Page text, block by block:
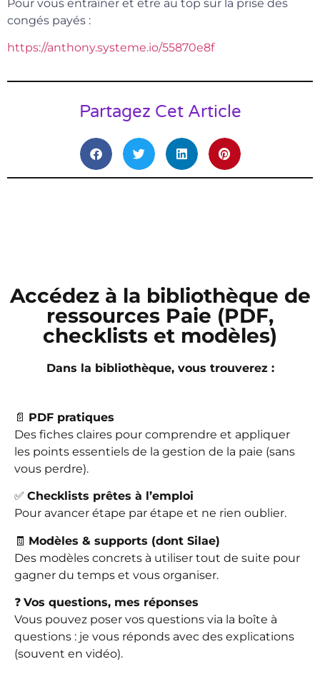
Pour vous entraîner et être au top sur la prise des
congés payés :
https://anthony.systeme.io/55870e8f
Partagez Cet Article
Accédez à la bibliothèque de
ressources Paie (PDF,
checklists et modèles)
Dans la bibliothèque, vous trouverez :
📄 PDF pratiques
Des fiches claires pour comprendre et appliquer
les points essentiels de la gestion de la paie (sans
vous perdre).
✅ Checklists prêtes à l’emploi
Pour avancer étape par étape et ne rien oublier.
🧾 Modèles & supports (dont Silae)
Des modèles concrets à utiliser tout de suite pour
gagner du temps et vous organiser.
❓ Vos questions, mes réponses
Vous pouvez poser vos questions via la boîte à
questions : je vous réponds avec des explications
(souvent en vidéo).